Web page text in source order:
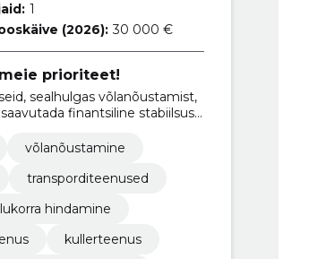
1
(2026): 30 000 €
prioriteet!
sealhulgas võlanõustamist,
finantsiline stabiilsus
võlanõustamine
transporditeenused
hindamine
kullerteenus